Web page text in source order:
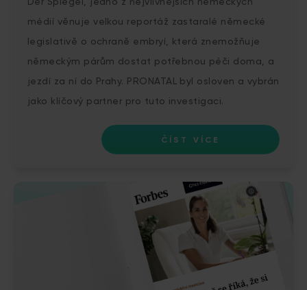
médií věnuje velkou reportáž zastaralé německé
legislativě o ochraně embryí, která znemožňuje
německým párům dostat potřebnou péči doma, a
jezdí za ní do Prahy. PRONATAL byl osloven a vybrán
jako klíčový partner pro tuto investigaci.
ČÍST VÍCE